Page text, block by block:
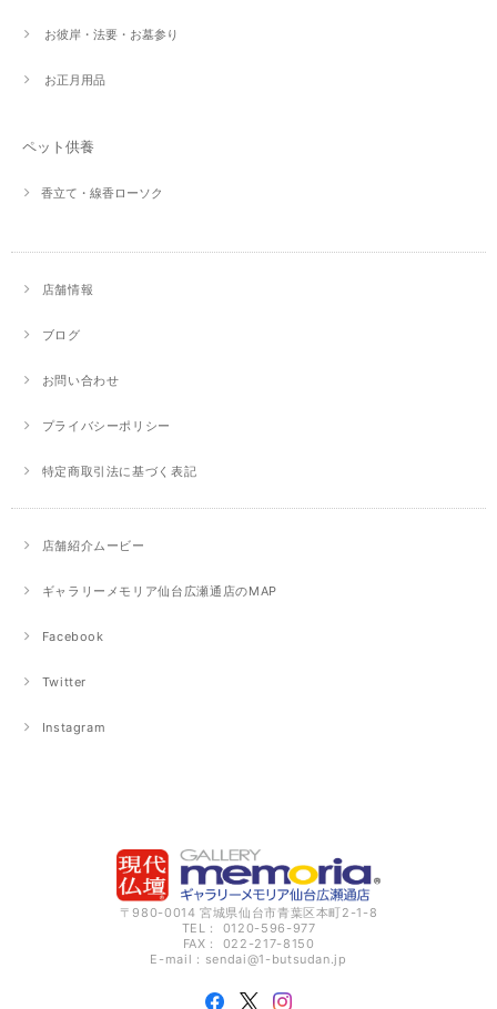
お彼岸・法要・お墓参り
お正月用品
ペット供養
香立て・線香ローソク
店舗情報
ブログ
お問い合わせ
プライバシーポリシー
特定商取引法に基づく表記
店舗紹介ムービー
ギャラリーメモリア仙台広瀬通店のMAP
Facebook
Twitter
Instagram
〒980-0014 宮城県仙台市青葉区本町2-1-8
TEL： 0120-596-977
FAX： 022-217-8150
E-mail： sendai@1-butsudan.jp